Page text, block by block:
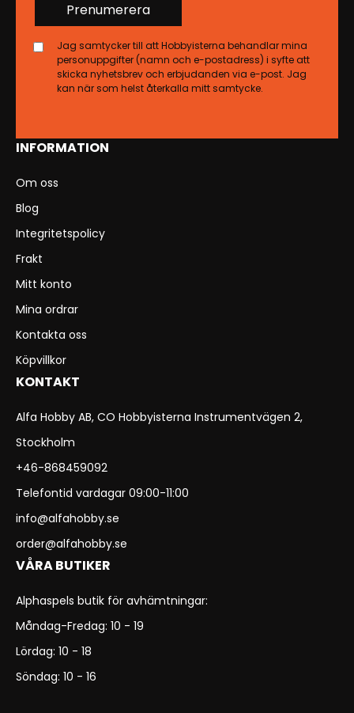
INFORMATION
Om oss
Blog
Integritetspolicy
Frakt
Mitt konto
Mina ordrar
Kontakta oss
Köpvillkor
KONTAKT
Alfa Hobby AB, CO Hobbyisterna Instrumentvägen 2,
Stockholm
+46-868459092
Telefontid vardagar 09:00-11:00
info@alfahobby.se
order@alfahobby.se
VÅRA BUTIKER
Alphaspels butik för avhämtningar:
Måndag-Fredag: 10 - 19
Lördag: 10 - 18
Söndag: 10 - 16
Prenumerera
Jag samtycker till att Hobbyisterna behandlar mina
personuppgifter (namn och e-postadress) i syfte att
skicka nyhetsbrev och erbjudanden via e-post. Jag
kan när som helst återkalla mitt samtycke.